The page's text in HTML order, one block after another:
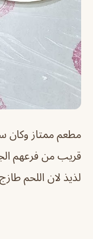
مطعم ممتاز وكان
قريب من فرعهم
لذيذ لان اللحم